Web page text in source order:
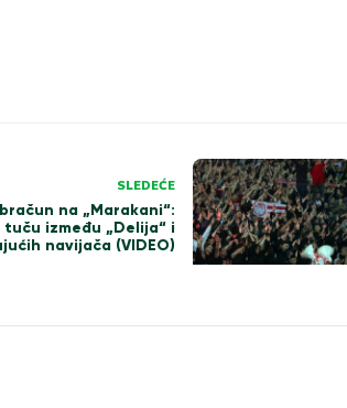
SLEDEĆE
na „Marakani“:
između „Delija“ i
navijača (VIDEO)